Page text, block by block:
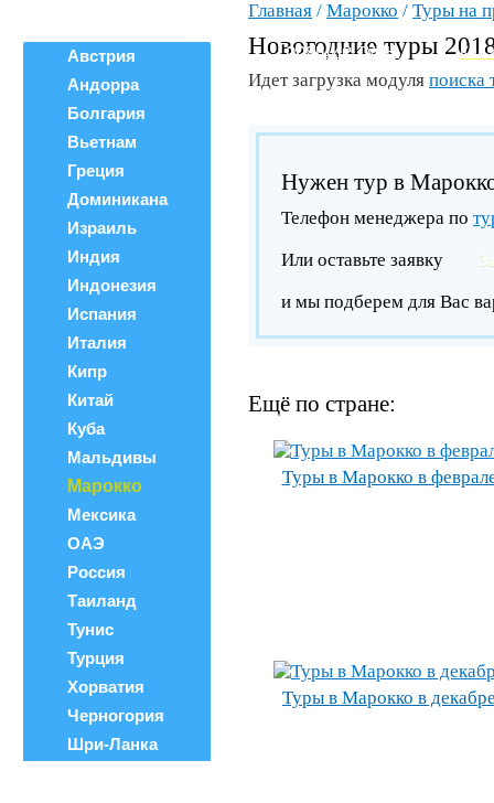
Поиск тура
Горящие туры
Как
Австрия
Андорра
Болгария
Вьетнам
Греция
Доминикана
Израиль
Индия
Индонезия
Испания
Италия
Кипр
Китай
Куба
Мальдивы
Марокко
Мексика
ОАЭ
Россия
Таиланд
Тунис
Турция
Хорватия
Черногория
Шри-Ланка
Главная / Марокко / Туры на
Новогодние туры
Идет загрузка модуля поиска
Нужен тур в
Телефон менеджера по
Или оставьте заявку
и мы подберем для Вас
Ещё по стране:
Туры в Марокко в
Туры в Марокко в